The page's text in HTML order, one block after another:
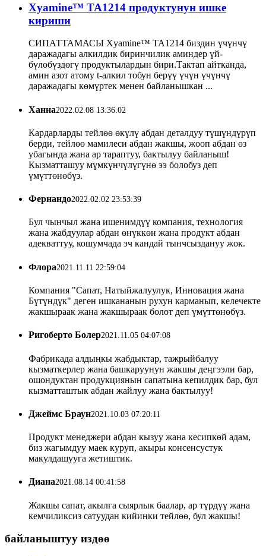
Xyamine™ TA1214 продуктунун ишке
кириши
СИПАТТАМАСЫ Xyamine™ TA1214 биздин үчүнчү
даражадагы алкилдик биринчилик аминдер үй-
бүлөбүздөгү продуктылардын бири.Тактап айтканда,
амин азот атому t-алкил тобун берүү үчүн үчүнчү
даражадагы көмүртек менен байланышкан ...
Ханна2022.02.08 13:36:02
Кардарларды тейлөө өкүлү абдан деталдуу түшүндүрүп
берди, тейлөө мамилеси абдан жакшы, жооп абдан өз
убагында жана ар тараптуу, бактылуу байланыш!
Кызматташуу мүмкүнчүлүгүнө ээ болобуз деп
үмүттөнөбүз.
Фернандо2022.02.02 23:53:39
Бул чынчыл жана ишенимдүү компания, технология
жана жабдуулар абдан өнүккөн жана продукт абдан
адекваттуу, кошумчада эч кандай тынчсыздануу жок.
Флора2021.11.11 22:59:04
Компания "Сапат, Натыйжалуулук, Инновация жана
Бүтүндүк" деген ишкананын рухун карманып, келечекте
жакшыраак жана жакшыраак болот деп үмүттөнөбүз.
Ригоберто Болер2021.11.05 04:07:08
Фабрикада алдыңкы жабдыктар, тажрыйбалуу
кызматкерлер жана башкаруунун жакшы деңгээли бар,
ошондуктан продукциянын сапатына кепилдик бар, бул
кызматташтык абдан жайлуу жана бактылуу!
Джеймс Браун2021.10.03 07:20:11
Продукт менеджери абдан кызуу жана кесипкөй адам,
биз жагымдуу маек куруп, акыры консенсустук
макулдашууга жетиштик.
Диана2021.08.14 00:41:58
Жакшы сапат, акылга сыярлык баалар, ар түрдүү жана
кемчиликсиз сатуудан кийинки тейлөө, бул жакшы!
байланыштуу издөө